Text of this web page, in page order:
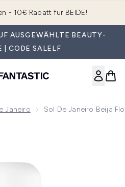
Extra-Rabatte erhalten*
AUSGEWÄHLTE BEAUTY-
| CODE SALELF
Janeiro Sol De Janeiro Beija